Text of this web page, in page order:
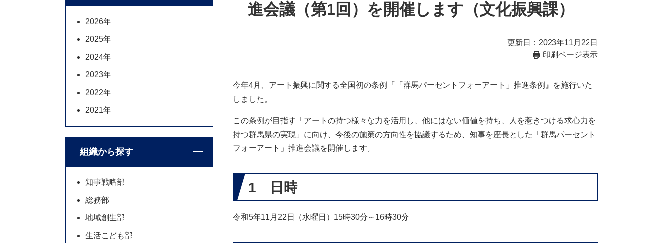
進会議（第1回）を開催します（文化振興課）
更新日：2023年11月22日
印刷ページ表示
今年4月、アート振興に関する全国初の条例『「群馬パーセントフォーアート」推進条例』を施行いた
しました。
この条例が目指す「アートの持つ様々な力を活用し、他にはない価値を持ち、人を惹きつける求心力を
持つ群馬県の実現」に向け、今後の施策の方向性を協議するため、知事を座長とした「群馬パーセント
フォーアート」推進会議を開催します。
1 日時
令和5年11月22日（水曜日）15時30分～16時30分
2026年
2025年
2024年
2023年
2022年
2021年
組織から探す
知事戦略部
総務部
地域創生部
生活こども部